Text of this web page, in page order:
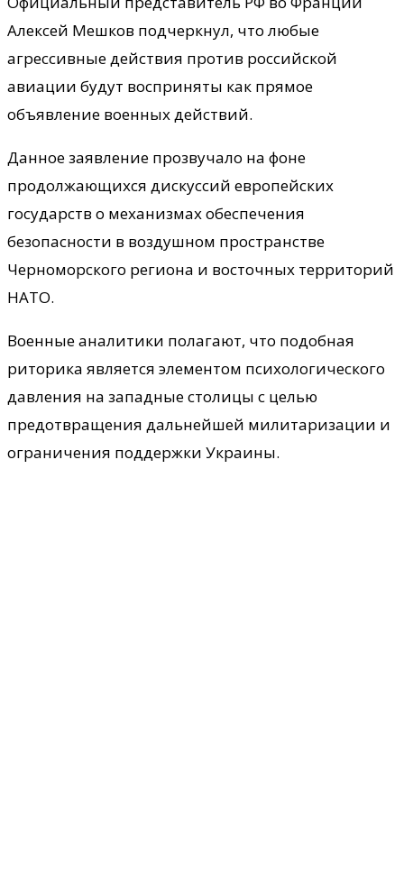
Алексей Мешков подчеркнул, что любые
агрессивные действия против российской
авиации будут восприняты как прямое
объявление военных действий.
Данное заявление прозвучало на фоне
продолжающихся дискуссий европейских
государств о механизмах обеспечения
безопасности в воздушном пространстве
Черноморского региона и восточных территорий
НАТО.
Военные аналитики полагают, что подобная
риторика является элементом психологического
давления на западные столицы с целью
предотвращения дальнейшей милитаризации и
ограничения поддержки Украины.